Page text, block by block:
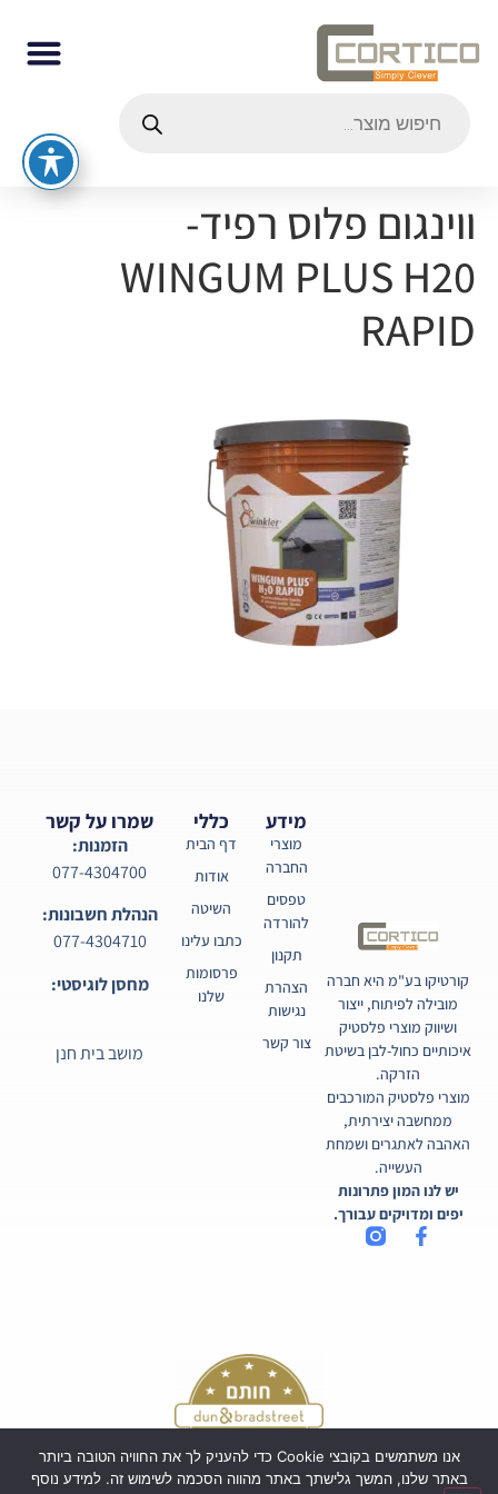
ווינגום פלוס רפיד-
WINGUM PLUS H20
RAPID
קורטיקו בע"מ היא חברה
מובילה לפיתוח, ייצור
ושיווק מוצרי פלסטיק
איכותיים כחול-לבן בשיטת
הזרקה.
מוצרי פלסטיק המורכבים
ממחשבה יצירתית,
האהבה לאתגרים ושמחת
העשייה.
יש לנו המון פתרונות
יפים ומדויקים עבורך.
כללי
דף הבית
אודות
השיטה
כתבו עלינו
פרסומות
שלנו
מידע
מוצרי
החברה
טפסים
להורדה
תקנון
הצהרת
נגישות
צור קשר
שמרו על קשר
הזמנות:
077-4304700
הנהלת חשבונות:
077-4304710
מחסן לוגיסטי:
מושב בית חנן
אנו משתמשים בקובצי Cookie כדי להעניק לך את החוויה הטובה ביותר
באתר שלנו, המשך גלישתך באתר מהווה הסכמה לשימוש זה. למידע נוסף